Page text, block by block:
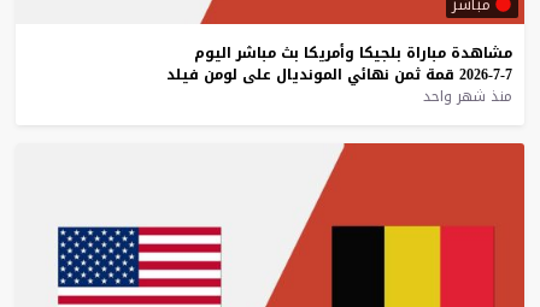
مشاهدة مباراة بلجيكا وأمريكا بث مباشر اليوم
7-7-2026
قمة ثمن نهائي المونديال على لومن فيلد
منذ شهر واحد